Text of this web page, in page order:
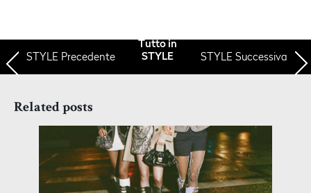
STYLE Precedente
Tutto in
STYLE
STYLE Successiva
Related posts